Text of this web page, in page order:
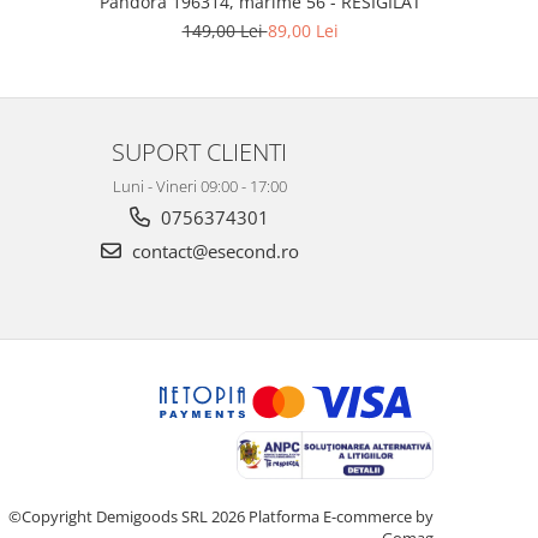
149,00 Lei89,00 Lei
SUPORT CLIENTI
Luni - Vineri 09:00 - 17:00
0756374301
contact@esecond.ro
©Copyright Demigoods SRL 2026 Platforma E-commerce by